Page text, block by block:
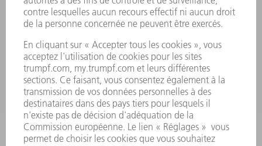
CONTACT
01 48 17 37 73
Lun - Jeu 08:00h - 16:30h
Ven 08:00h - 12:30h
outillages@fr.TRUMPF.com
CONTACT
Pièces Détachées
01 48 17 37 57
Lun – Ven 8:30h - 17:30h